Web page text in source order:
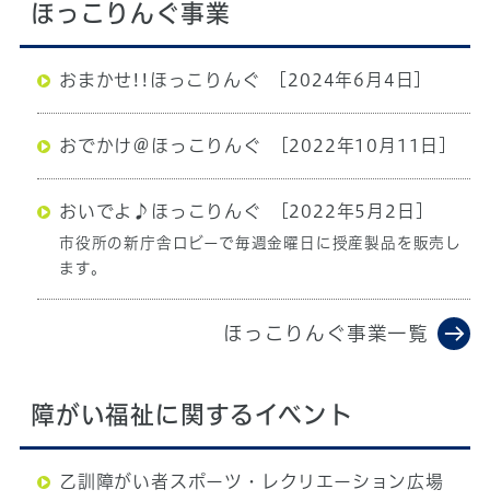
ほっこりんぐ事業
おまかせ!!ほっこりんぐ [2024年6月4日]
おでかけ＠ほっこりんぐ [2022年10月11日]
おいでよ♪ほっこりんぐ [2022年5月2日]
市役所の新庁舎ロビーで毎週金曜日に授産製品を販売し
ます。
ほっこりんぐ事業一覧
障がい福祉に関するイベント
乙訓障がい者スポーツ・レクリエーション広場